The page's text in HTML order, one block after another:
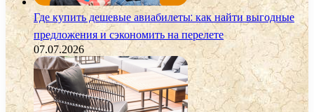
Где купить дешевые авиабилеты: как найти выгодные
предложения и сэкономить на перелете
07.07.2026